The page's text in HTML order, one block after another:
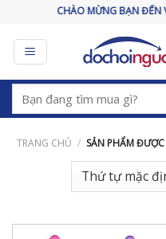
content
CHÀO MỪNG BẠN ĐẾN
Tìm
kiếm:
TRANG CHỦ / SẢN PHẨM